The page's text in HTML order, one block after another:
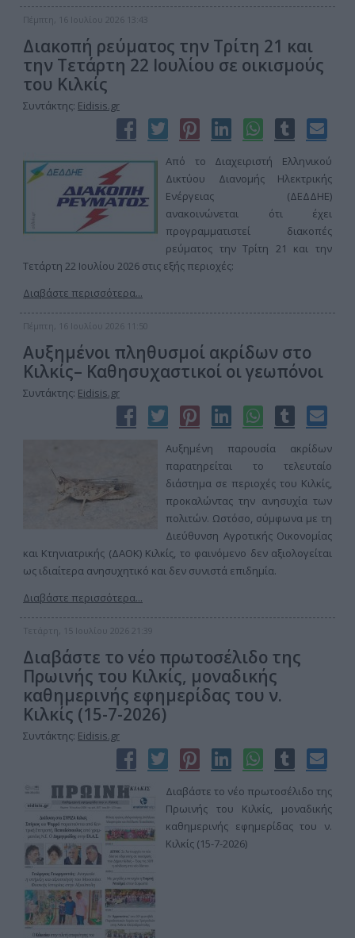
Πέμπτη, 16 Ιουλίου 2026 13:43
Διακοπή ρεύματος την Τρίτη 21 και
την Τετάρτη 22 Ιουλίου σε οικισμούς
του Κιλκίς
Συντάκτης: Eidisis.gr
Από το Διαχειριστή Ελληνικού
Δικτύου Διανομής Ηλεκτρικής
Ενέργειας (ΔΕΔΔΗΕ)
ανακοινώνεται ότι έχει
προγραμματιστεί διακοπές
ρεύματος την Τρίτη 21 και την
Τετάρτη 22 Ιουλίου 2026 στις εξής περιοχές:
Διαβάστε περισσότερα...
Πέμπτη, 16 Ιουλίου 2026 11:50
Αυξημένοι πληθυσμοί ακρίδων στο
Κιλκίς– Καθησυχαστικοί οι γεωπόνοι
Συντάκτης: Eidisis.gr
Αυξημένη παρουσία ακρίδων
παρατηρείται το τελευταίο
διάστημα σε περιοχές του Κιλκίς,
προκαλώντας την ανησυχία των
πολιτών. Ωστόσο, σύμφωνα με τη
Διεύθυνση Αγροτικής Οικονομίας
και Κτηνιατρικής (ΔΑΟΚ) Κιλκίς, το φαινόμενο δεν αξιολογείται
ως ιδιαίτερα ανησυχητικό και δεν συνιστά επιδημία.
Διαβάστε περισσότερα...
Τετάρτη, 15 Ιουλίου 2026 21:39
Διαβάστε το νέο πρωτοσέλιδο της
Πρωινής του Κιλκίς, μοναδικής
καθημερινής εφημερίδας του ν.
Κιλκίς (15-7-2026)
Συντάκτης: Eidisis.gr
Διαβάστε το νέο πρωτοσέλιδο της
Πρωινής του Κιλκίς, μοναδικής
καθημερινής εφημερίδας του ν.
Κιλκίς (15-7-2026)